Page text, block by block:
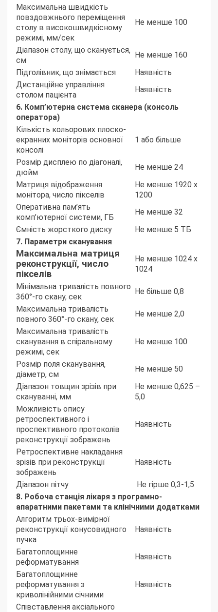
Максимальна швидкість
повздовжнього переміщення
столу в високошвидкісному
режимі, мм/сек
Не менше 100
Діапазон столу, що сканується,
см
Не менше 160
Підголівник, що знімається
Наявність
Дистанційне управління
столом пацієнта
Наявність
6. Комп’ютерна система сканера (консоль
оператора)
Кількість кольорових плоско-
екранних моніторів основної
консолі
1 або більше
Розмір дисплею по діагоналі,
дюйм
Не менше 24
Матриця відображення
монітора, число пікселів
Не менше 1920 х
1200
Оперативна пам’ять
комп’ютерної системи, ГБ
Не менше 32
Ємність жорсткого диску
Не менше 5 ТБ
7. Параметри сканування
Максимальна матриця
реконструкції, число
пікселів
Не менше 1024 х
1024
Мінімальна тривалість повного
360°-го скану, сек
Не більше 0,8
Максимальна тривалість
повного 360°-го скану, сек
Не менше 2,0
Максимальна тривалість
сканування в спіральному
режимі, сек
Не менше 100
Розмір поля сканування,
діаметр, см
Не менше 50
Діапазон товщин зрізів при
скануванні, мм
Не менше 0,625 –
5,0
Можливість опису
ретроспективного і
проспективного протоколів
реконструкції зображень
Наявність
Ретроспективне накладання
зрізів при реконструкції
зображень
Наявність
Діапазон пітчу
Не гірше 0,3-1,5
8. Робоча станція лікаря з програмно-
апаратними пакетами та клінічними додатками
Алгоритм трьох-вимірної
реконструкції конусовидного
пучка
Наявність
Багатоплощинне
реформатування
Наявність
Багатоплощинне
реформатування з
криволінійними січними
Наявність
Співставлення аксіального